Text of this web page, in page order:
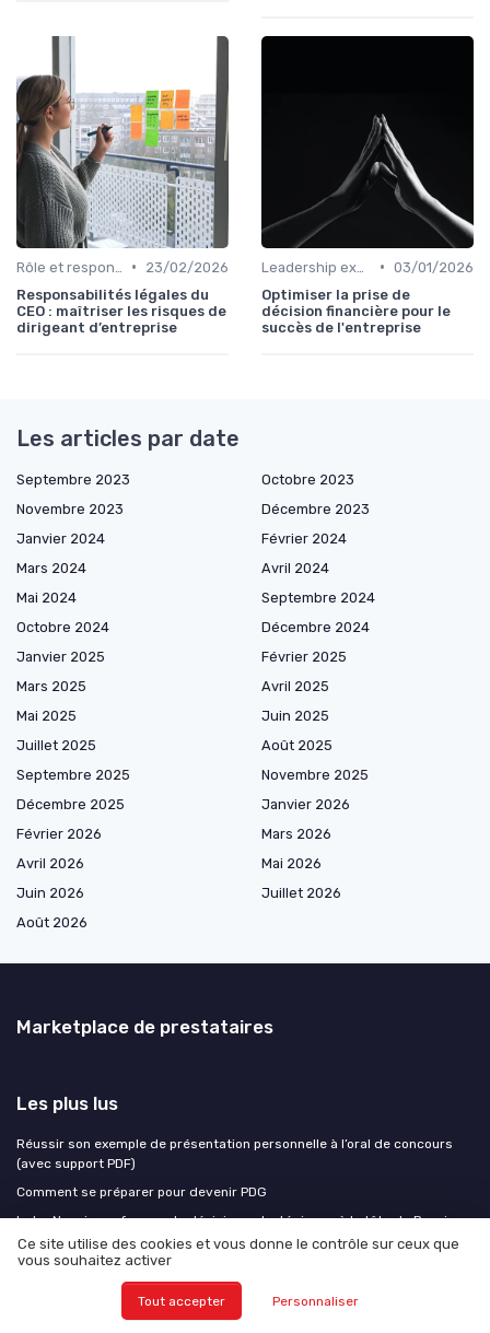
•
23/02/2026
Responsabilités légales du
CEO : maîtriser les risques de
dirigeant d’entreprise
• 03/01/2026
Optimiser la prise de
décision financière pour le
succès de l'entreprise
Les articles par date
Septembre 2023
Octobre 2023
Novembre 2023
Décembre 2023
Janvier 2024
Février 2024
Mars 2024
Avril 2024
Mai 2024
Septembre 2024
Octobre 2024
Décembre 2024
Janvier 2025
Février 2025
Mars 2025
Avril 2025
Mai 2025
Juin 2025
Juillet 2025
Août 2025
Septembre 2025
Novembre 2025
Décembre 2025
Janvier 2026
Février 2026
Mars 2026
Avril 2026
Mai 2026
Juin 2026
Juillet 2026
Août 2026
Marketplace de prestataires
Les plus lus
Réussir son exemple de présentation personnelle à l’oral de concours
(avec support PDF)
Comment se préparer pour devenir PDG
Indra Nooyi, une femme de décisions stratégiques à la tête de Pepsico
Le rôle essentiel du vice-président dans l'entreprise
Ce site utilise des cookies et vous donne le contrôle sur ceux que
vous souhaitez activer
Tout accepter Personnaliser